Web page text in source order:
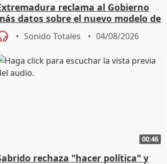
reclama al Gobierno
datos sobre el nuevo modelo de
Sonido Totales 04/08/2026
00:46
rechaza "hacer política" y